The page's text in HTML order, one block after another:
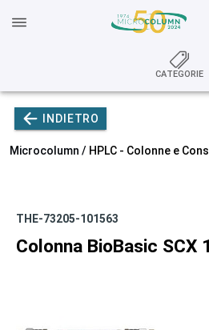
CATEGORIE
INDIETRO
Microcolumn / HPLC - Colonne e
THE-73205-101563
Colonna BioBasic SCX